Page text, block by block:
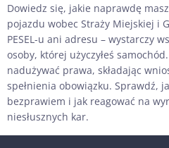
Dowiedz się, jakie naprawdę
pojazdu wobec Straży Miejskiej i
PESEL-u ani adresu – wystarczy
osoby, której użyczyłeś
nadużywać prawa, składając
spełnienia obowiązku. Sprawdź,
bezprawiem i jak reagować na
niesłusznych kar.